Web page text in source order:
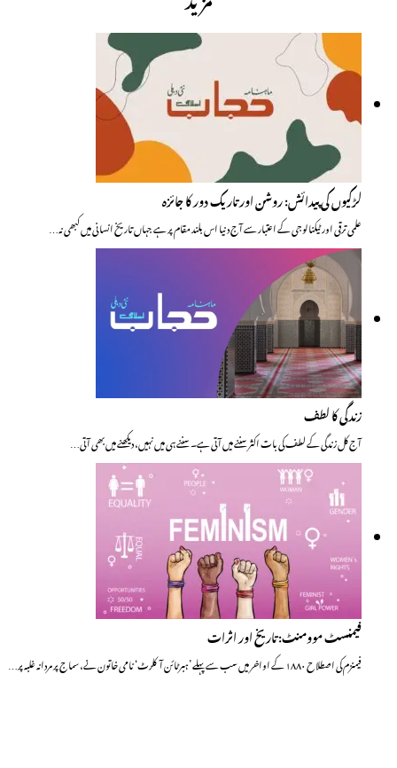
لڑکیوں کی پیدائش: روشن اور تاریک دور کا جائزہ
علمی ترقی اور ٹیکنالوجی کے اعتبار سے آج دنیا اس بلند مقام پر ہے جہاں تاریخ انسانی میں کبھی نہ…
زندگی کا لطف
آج کل زندگی کے لطف کی بات اکثر سننے میں آتی ہے۔ سننے ہی میں نہیں، دیکھنے میں بھی آتی…
فیمنسٹ موومنٹ: تاریخ اور اثرات
فیمنزم کی اصطلاح ۱۸۸۰ کے اواخر میں سب سے پہلے ’ہبرٹائن آکلرٹ‘ نامی خاتون نے، سماج پر مردانہ غلبہ پر…